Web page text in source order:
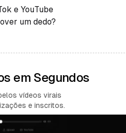
e YouTube
um dedo?
em Segundos
vídeos virais
e inscritos.